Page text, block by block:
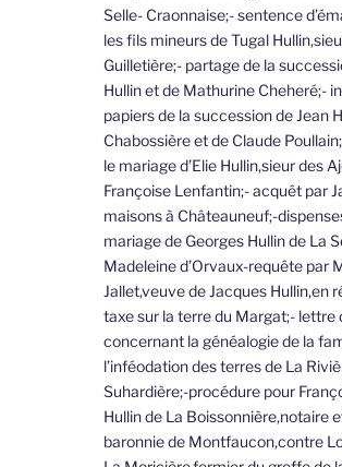
Selle- Craonnaise;- sentence
les fils mineurs de Tugal
Guilletière;- partage de la
Hullin et de Mathurine Cheheré;-
papiers de la succession de Jean
Chabossière et de Claude
le mariage d’Elie Hullin,sieur des
Françoise Lenfantin;- acquêt par
maisons à Châteauneuf;-
mariage de Georges Hullin de La
Madeleine d’Orvaux-requête par
Jallet,veuve de Jacques Hullin,en
taxe sur la terre du Margat;- lettre
concernant la généalogie de la
l’inféodation des terres de La
Suhardière;-procédure pour
Hullin de La Boissonnière,notaire
baronnie de Montfaucon,contre